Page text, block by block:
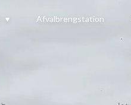
Afvalbrengstation